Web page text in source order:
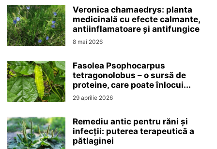
Veronica chamaedrys: planta
medicinală cu efecte calmante,
antiinflamatoare și antifungice
8 mai 2026
Fasolea Psophocarpus
tetragonolobus – o sursă de
proteine, care poate înlocui...
29 aprilie 2026
Remediu antic pentru răni și
infecții: puterea terapeutică a
pătlaginei